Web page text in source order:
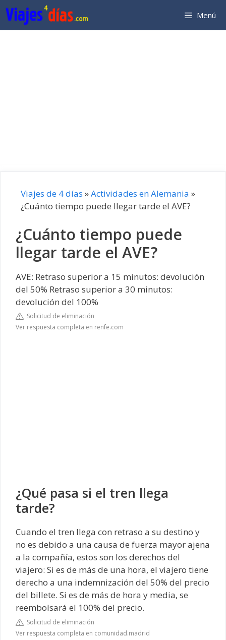
Saltar
al
contenido
Menú
Viajes de 4 días »Actividades en Alemania »
¿Cuánto tiempo puede llegar tarde el AVE?
¿Cuánto tiempo puede
llegar tarde el AVE?
AVE: Retraso superior a 15 minutos: devolución
del 50% Retraso superior a 30 minutos:
devolución del 100%
Solicitud de eliminación
Ver respuesta completa en renfe.com
¿Qué pasa si el tren llega
tarde?
Cuando el tren llega con retraso a su destino y
no es debido a una causa de fuerza mayor ajena
a la compañía, estos son los derechos del
viajero: Si es de más de una hora, el viajero tiene
derecho a una indemnización del 50% del precio
del billete. Si es de más de hora y media, se
reembolsará el 100% del precio.
Solicitud de eliminación
Ver respuesta completa en comunidad.madrid